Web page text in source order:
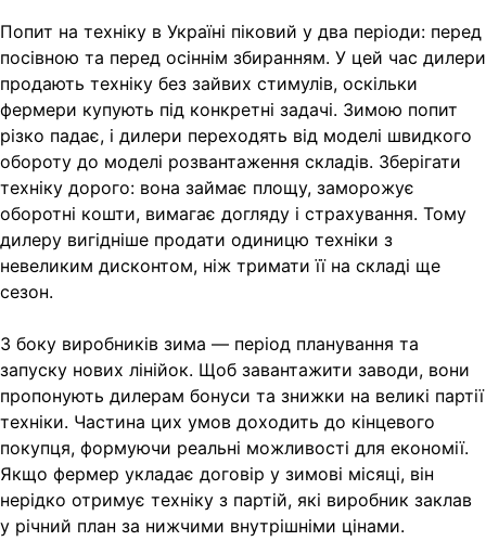
Попит на техніку в Україні піковий у два періоди: перед
посівною та перед осіннім збиранням. У цей час дилери
продають техніку без зайвих стимулів, оскільки
фермери купують під конкретні задачі. Зимою попит
різко падає, і дилери переходять від моделі швидкого
обороту до моделі розвантаження складів. Зберігати
техніку дорого: вона займає площу, заморожує
оборотні кошти, вимагає догляду і страхування. Тому
дилеру вигідніше продати одиницю техніки з
невеликим дисконтом, ніж тримати її на складі ще
сезон.
З боку виробників зима — період планування та
запуску нових лінійок. Щоб завантажити заводи, вони
пропонують дилерам бонуси та знижки на великі партії
техніки. Частина цих умов доходить до кінцевого
покупця, формуючи реальні можливості для економії.
Якщо фермер укладає договір у зимові місяці, він
нерідко отримує техніку з партій, які виробник заклав
у річний план за нижчими внутрішніми цінами.